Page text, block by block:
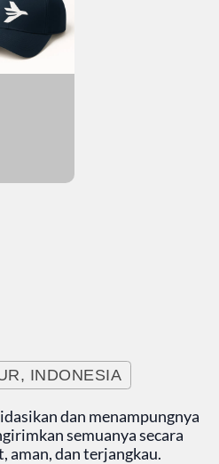
INDONESIA
dan menampungnya
semuanya secara
aman, dan terjangkau.